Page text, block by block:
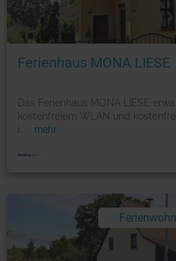
Ferienhaus MONA LIESE
Das Ferienhaus MONA LIESE
kostenfreiem WLAN und
i
mehr